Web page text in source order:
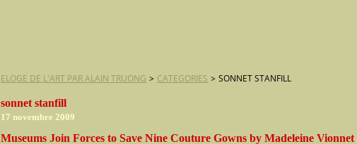
ELOGE DE L'ART PAR ALAIN TRUONG > CATEGORIES > SONNET STANFILL
sonnet stanfill
17 novembre 2009
Museums Join Forces to Save Nine Couture Gowns by Madeleine